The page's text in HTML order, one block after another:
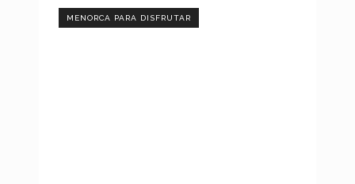
MENORCA PARA DISFRUTAR